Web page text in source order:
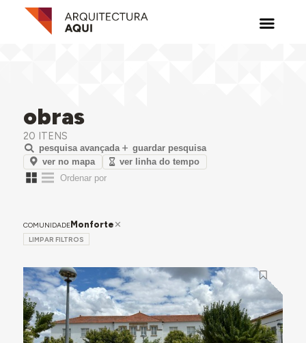
obras
20 ITENS
pesquisa avançada
guardar pesquisa
ver no mapa
ver linha do tempo
COMUNIDADEMonforte
LIMPAR FILTROS